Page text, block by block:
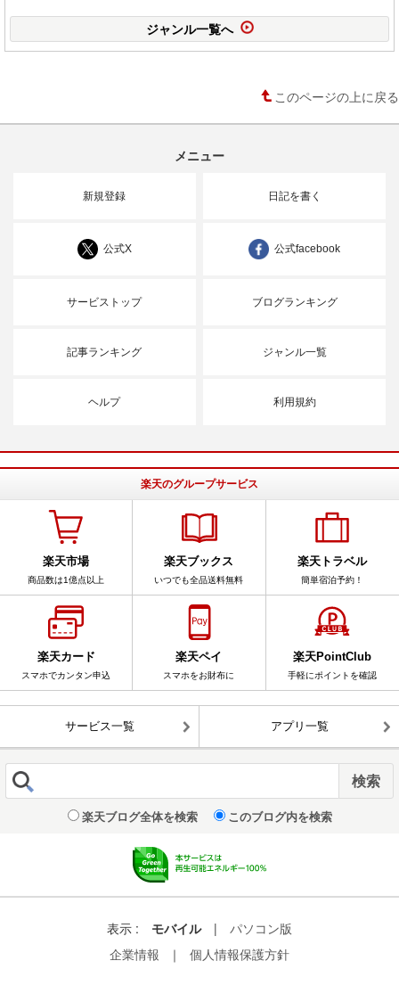
ジャンル一覧へ
このページの上に戻る
メニュー
新規登録 日記を書く
公式X 公式facebook
サービストップ ブログランキング
記事ランキング ジャンル一覧
ヘルプ 利用規約
楽天のグループサービス
楽天市場
商品数は1億点以上
楽天ブックス
いつでも全品送料無料
楽天トラベル
簡単宿泊予約！
楽天カード
スマホでカンタン申込
楽天ペイ
スマホをお財布に
楽天PointClub
手軽にポイントを確認
サービス一覧 アプリ一覧
楽天ブログ全体を検索 このブログ内を検索
表示 : モバイル |
パソコン版
企業情報
｜ 個人情報保護方針